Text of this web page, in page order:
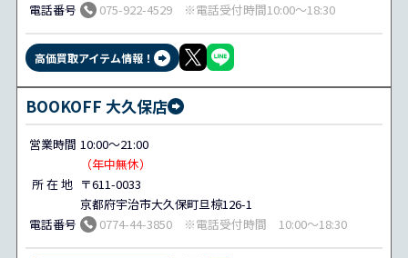
電話番号
075-922-4529 ※電話受付時間10:00～18:30
高価買取アイテム情報！
BOOKOFF 大久保店
営業時間 10:00～21:00
（年中無休）
所 在 地 〒611-0033
京都府宇治市大久保町旦椋126-1
電話番号
0774-44-3850 ※電話受付時間 10:00～18:30